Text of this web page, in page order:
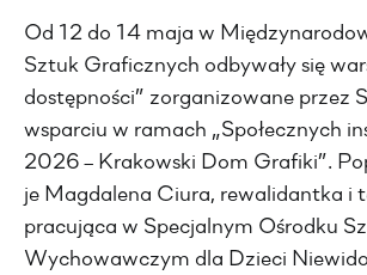
Od 12 do 14 maja w
Sztuk Graficznych odbywały się
dostępności” zorganizowane przez
wsparciu w ramach „Społecznych
2026 – Krakowski Dom Grafiki”.
je Magdalena Ciura, rewalidantka i
pracująca w Specjalnym Ośrodku
Wychowawczym dla Dzieci